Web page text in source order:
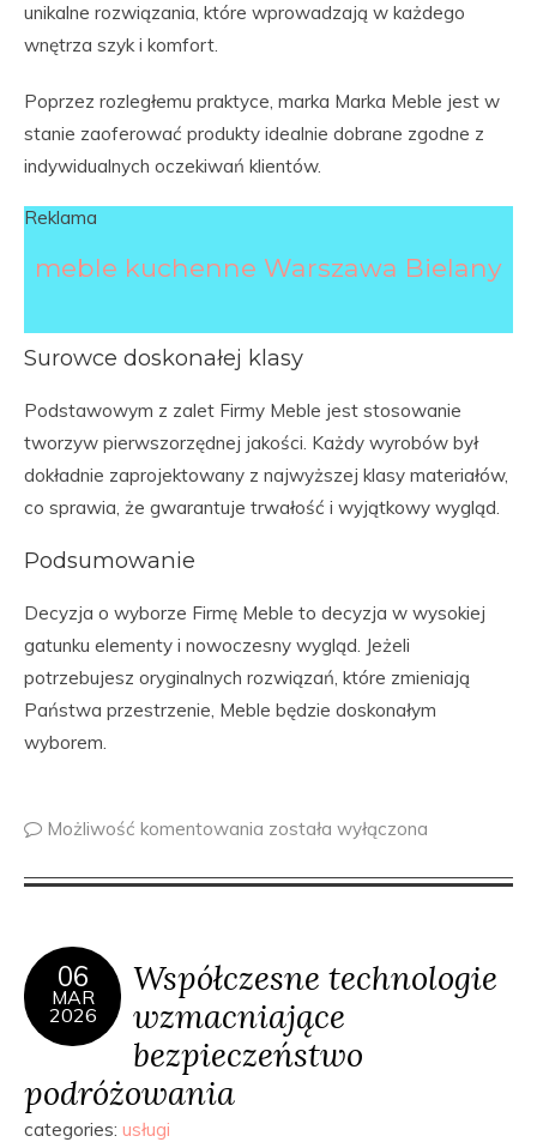
unikalne rozwiązania, które wprowadzają w każdego
wnętrza szyk i komfort.
Poprzez rozległemu praktyce, marka Marka Meble jest w
stanie zaoferować produkty idealnie dobrane zgodne z
indywidualnych oczekiwań klientów.
Reklama
meble kuchenne Warszawa Bielany
Surowce doskonałej klasy
Podstawowym z zalet Firmy Meble jest stosowanie
tworzyw pierwszorzędnej jakości. Każdy wyrobów był
dokładnie zaprojektowany z najwyższej klasy materiałów,
co sprawia, że gwarantuje trwałość i wyjątkowy wygląd.
Podsumowanie
Decyzja o wyborze Firmę Meble to decyzja w wysokiej
gatunku elementy i nowoczesny wygląd. Jeżeli
potrzebujesz oryginalnych rozwiązań, które zmieniają
Państwa przestrzenie, Meble będzie doskonałym
wyborem.
Możliwość komentowania została wyłączona
06
MAR
2026
Współczesne technologie
wzmacniające
bezpieczeństwo
podróżowania
categories: usługi